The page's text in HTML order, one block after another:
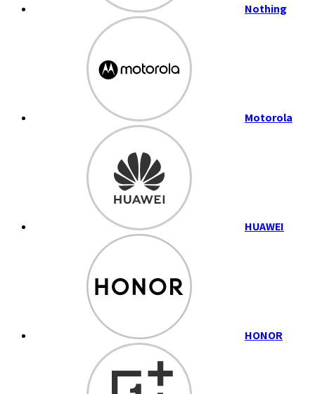
Nothing
Motorola
HUAWEI
HONOR